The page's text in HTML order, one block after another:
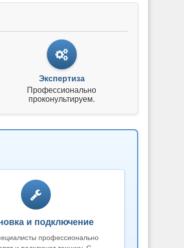
Экспертиза
Профессионально
проконультируем.
и подключение
профессионально